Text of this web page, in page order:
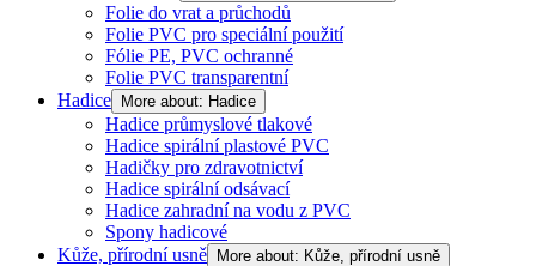
Folie do vrat a průchodů
Folie PVC pro speciální použití
Fólie PE, PVC ochranné
Folie PVC transparentní
Hadice More about: Hadice
Hadice průmyslové tlakové
Hadice spirální plastové PVC
Hadičky pro zdravotnictví
Hadice spirální odsávací
Hadice zahradní na vodu z PVC
Spony hadicové
Kůže, přírodní usně More about: Kůže, přírodní usně